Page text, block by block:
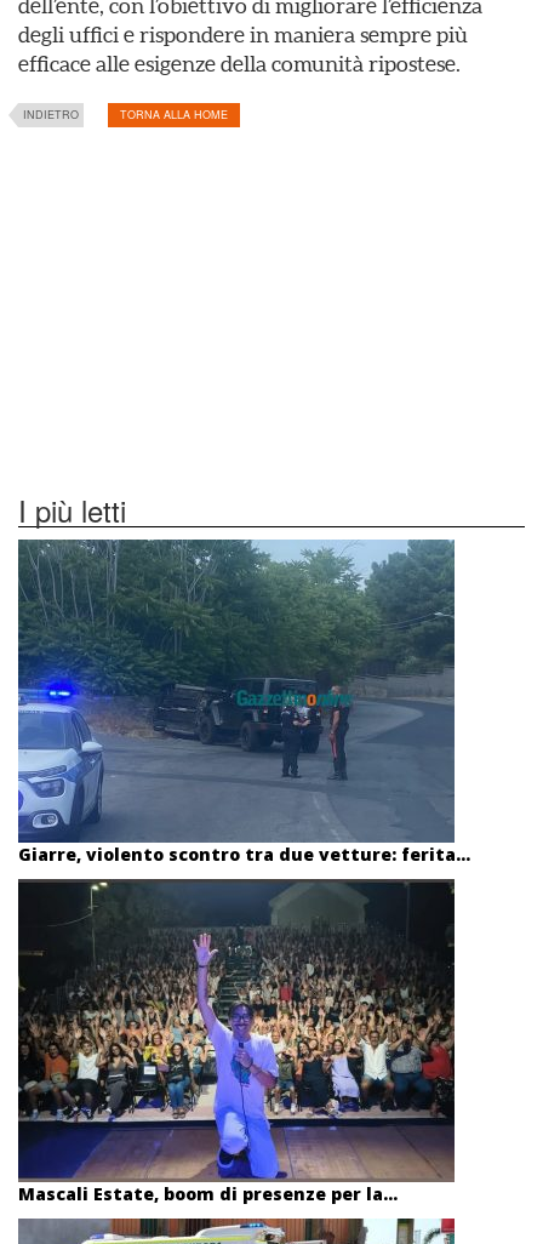
dell’ente, con l’obiettivo di migliorare l’efficienza
degli uffici e rispondere in maniera sempre più
efficace alle esigenze della comunità ripostese.
INDIETRO TORNA ALLA HOME
I più letti
Giarre, violento scontro tra due vetture: ferita...
Mascali Estate, boom di presenze per la...